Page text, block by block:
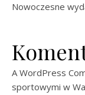
Nowoczesne
A WordPress
sportowymi w